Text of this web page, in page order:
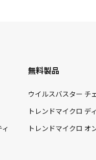
無料製品
ウイルスバスター チ
トレンドマイクロ デ
トレンドマイクロ オ